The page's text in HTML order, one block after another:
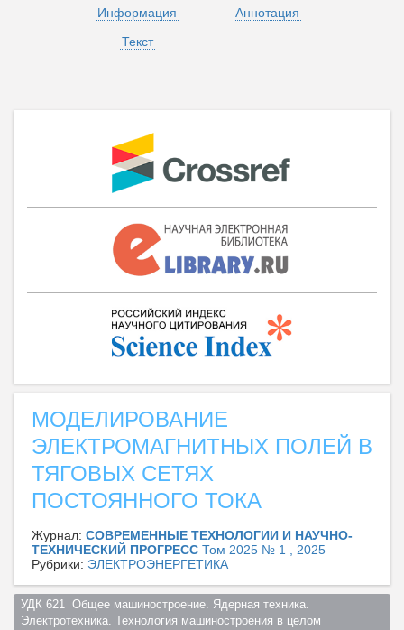
Информация
Аннотация
Текст
МОДЕЛИРОВАНИЕ
ЭЛЕКТРОМАГНИТНЫХ ПОЛЕЙ В
ТЯГОВЫХ СЕТЯХ
ПОСТОЯННОГО ТОКА
Журнал: СОВРЕМЕННЫЕ ТЕХНОЛОГИИ И НАУЧНО-
ТЕХНИЧЕСКИЙ ПРОГРЕСС Том 2025 № 1 , 2025
Рубрики: ЭЛЕКТРОЭНЕРГЕТИКА
УДК 621  Общее машиностроение. Ядерная техника.
Электротехника. Технология машиностроения в целом